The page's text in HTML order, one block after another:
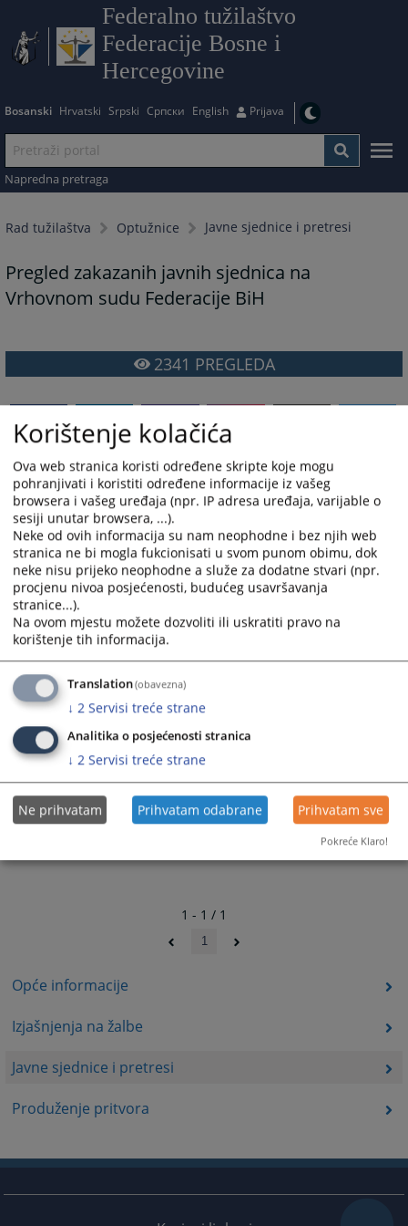
Federalno tužilaštvo
Federacije Bosne i
Hercegovine
Bosanski Hrvatski Srpski Српски English Prijava
Napredna pretraga
Rad tužilaštva Optužnice Javne sjednice i pretresi
Opće informacije
Izjašnjenja na žalbe
Javne sjednice i pretresi
Produženje pritvora
Pregled zakazanih javnih sjednica na
Vrhovnom sudu Federacije BiH
2341 PREGLEDA
Prateći dokumenti
Pregled zakazanih javnih sjednica na Vrhovnom sudu
Federacije BiH
1 - 1 / 1
1
Korištenje kolačića
Ova web stranica koristi određene skripte koje mogu
pohranjivati i koristiti određene informacije iz vašeg
browsera i vašeg uređaja (npr. IP adresa uređaja, varijable o
sesiji unutar browsera, ...).
Neke od ovih informacija su nam neophodne i bez njih web
stranica ne bi mogla fukcionisati u svom punom obimu, dok
neke nisu prijeko neophodne a služe za dodatne stvari (npr.
procjenu nivoa posjećenosti, budućeg usavršavanja
stranice...).
Na ovom mjestu možete dozvoliti ili uskratiti pravo na
korištenje tih informacija.
Translation(obavezna)
↓ 2 Servisi treće strane
Analitika o posjećenosti stranica
↓ 2 Servisi treće strane
Ne prihvatam Prihvatam odabrane Prihvatam sve
Pokreće Klaro!